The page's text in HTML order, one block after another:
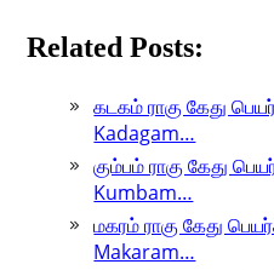
Related Posts:
கடகம் ராகு கேது
Kadagam…
கும்பம் ராகு கேது
Kumbam…
மகரம் ராகு கேது
Makaram…